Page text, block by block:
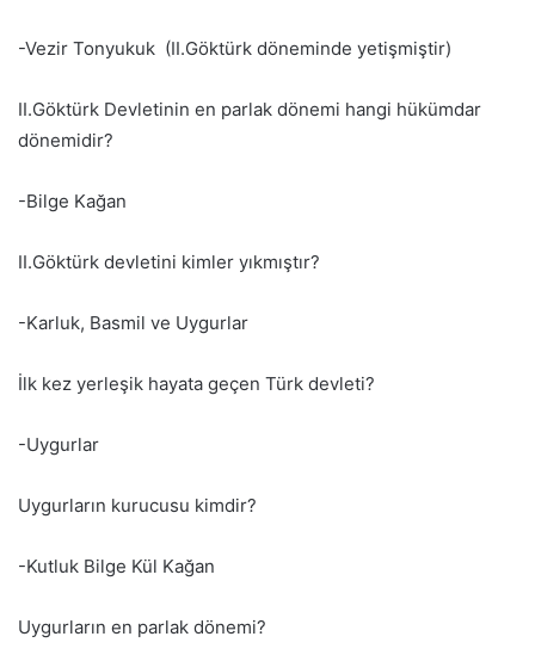
-Vezir Tonyukuk (II.Göktürk döneminde yetişmiştir)
II.Göktürk Devletinin en parlak dönemi hangi hükümdar
dönemidir?
-Bilge Kağan
II.Göktürk devletini kimler yıkmıştır?
-Karluk, Basmil ve Uygurlar
İlk kez yerleşik hayata geçen Türk devleti?
-Uygurlar
Uygurların kurucusu kimdir?
-Kutluk Bilge Kül Kağan
Uygurların en parlak dönemi?